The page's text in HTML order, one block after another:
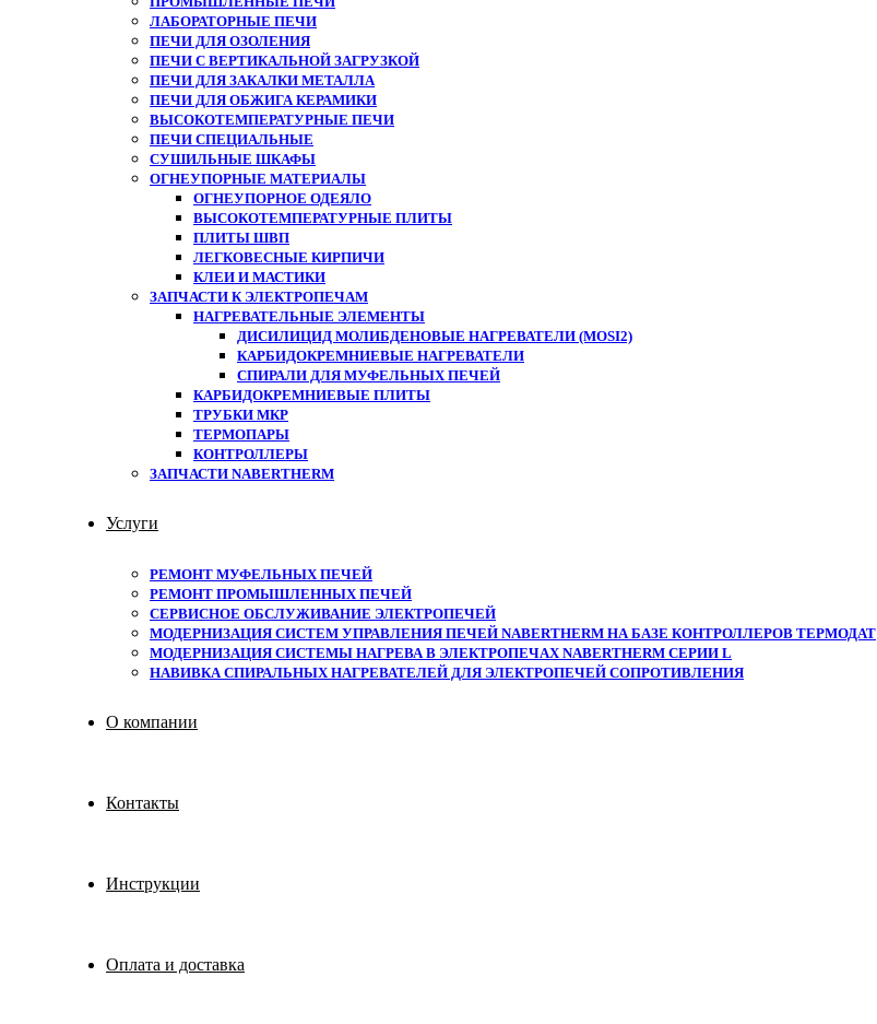
ЛАБОРАТОРНЫЕ ПЕЧИ
ПЕЧИ ДЛЯ ОЗОЛЕНИЯ
ПЕЧИ С ВЕРТИКАЛЬНОЙ ЗАГРУЗКОЙ
ПЕЧИ ДЛЯ ЗАКАЛКИ МЕТАЛЛА
ПЕЧИ ДЛЯ ОБЖИГА КЕРАМИКИ
ВЫСОКОТЕМПЕРАТУРНЫЕ ПЕЧИ
ПЕЧИ СПЕЦИАЛЬНЫЕ
СУШИЛЬНЫЕ ШКАФЫ
ОГНЕУПОРНЫЕ МАТЕРИАЛЫ
ОГНЕУПОРНОЕ ОДЕЯЛО
ВЫСОКОТЕМПЕРАТУРНЫЕ ПЛИТЫ
ПЛИТЫ ШВП
ЛЕГКОВЕСНЫЕ КИРПИЧИ
КЛЕИ И МАСТИКИ
ЗАПЧАСТИ К ЭЛЕКТРОПЕЧАМ
НАГРЕВАТЕЛЬНЫЕ ЭЛЕМЕНТЫ
ДИСИЛИЦИД МОЛИБДЕНОВЫЕ НАГРЕВАТЕЛИ (MOSI2)
КАРБИДОКРЕМНИЕВЫЕ НАГРЕВАТЕЛИ
СПИРАЛИ ДЛЯ МУФЕЛЬНЫХ ПЕЧЕЙ
КАРБИДОКРЕМНИЕВЫЕ ПЛИТЫ
ТРУБКИ МКР
ТЕРМОПАРЫ
КОНТРОЛЛЕРЫ
ЗАПЧАСТИ NABERTHERM
Услуги
РЕМОНТ МУФЕЛЬНЫХ ПЕЧЕЙ
РЕМОНТ ПРОМЫШЛЕННЫХ ПЕЧЕЙ
СЕРВИСНОЕ ОБСЛУЖИВАНИЕ ЭЛЕКТРОПЕЧЕЙ
МОДЕРНИЗАЦИЯ СИСТЕМ УПРАВЛЕНИЯ ПЕЧЕЙ NABERTHERM НА БАЗЕ КОНТРОЛЛЕРОВ ТЕРМОДАТ
МОДЕРНИЗАЦИЯ СИСТЕМЫ НАГРЕВА В ЭЛЕКТРОПЕЧАХ NABERTHERM СЕРИИ L
НАВИВКА СПИРАЛЬНЫХ НАГРЕВАТЕЛЕЙ ДЛЯ ЭЛЕКТРОПЕЧЕЙ СОПРОТИВЛЕНИЯ
О компании
Контакты
Инструкции
Оплата и доставка